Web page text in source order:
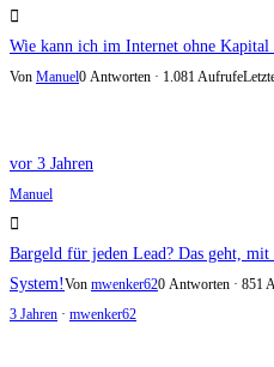
Wie kann ich im Internet ohne Kapital
Von Manuel0 Antworten · 1.081 Aufrufe
vor 3 Jahren
Manuel
Bargeld für jeden Lead? Das geht, mit
System! Von mwenker620 Antworten · 851
3 Jahren · mwenker62